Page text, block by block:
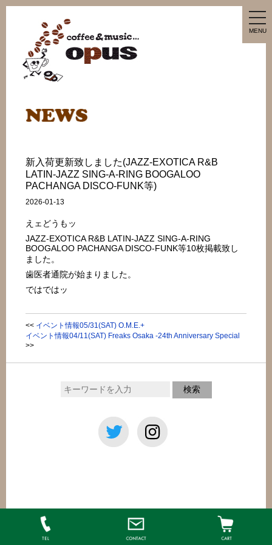
MENU
新入荷更新致しました(JAZZ-EXOTICA R&B
LATIN-JAZZ SING-A-RING BOOGALOO
PACHANGA DISCO-FUNK等)
2026-01-13
えェどうもッ
JAZZ-EXOTICA R&B LATIN-JAZZ SING-A-RING
BOOGALOO PACHANGA DISCO-FUNK等10枚掲載致し
ました。
歯医者通院が始まりました。
ではではッ
<< イベント情報05/31(SAT) O.M.E.+
イベント情報04/11(SAT) Freaks Osaka -24th Anniversary Special
>>